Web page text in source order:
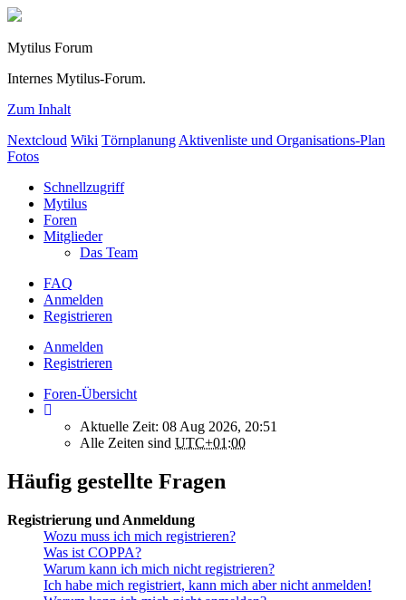
Mytilus Forum
Internes Mytilus-Forum.
Zum Inhalt
Nextcloud Wiki Törnplanung Aktivenliste und Organisations-Plan
Fotos
Schnellzugriff
Mytilus
Foren
Mitglieder
Das Team
FAQ
Anmelden
Registrieren
Anmelden
Registrieren
Foren-Übersicht
Aktuelle Zeit: 08 Aug 2026, 20:51
Alle Zeiten sind UTC+01:00
Häufig gestellte Fragen
Registrierung und Anmeldung
Wozu muss ich mich registrieren?
Was ist COPPA?
Warum kann ich mich nicht registrieren?
Ich habe mich registriert, kann mich aber nicht anmelden!